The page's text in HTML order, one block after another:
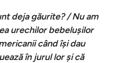
deja găurite? / Nu am
urechilor bebelușilor
când își dau
în jurul lor și că